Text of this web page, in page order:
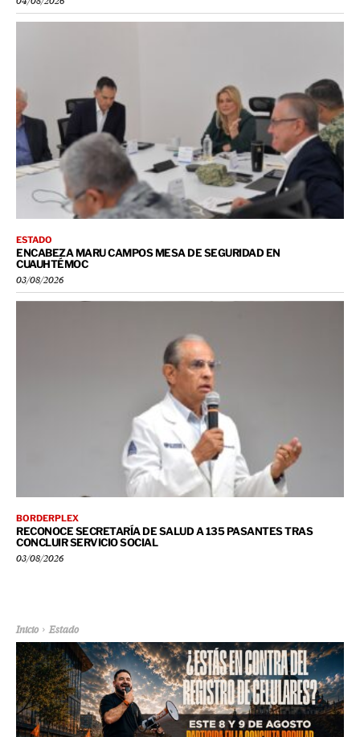
ESTADO
ENCABEZA MARU CAMPOS MESA DE SEGURIDAD EN
CUAUHTÉMOC
03/08/2026
BORDERPLEX
RECONOCE SECRETARÍA DE SALUD A 135 PASANTES TRAS
CONCLUIR SERVICIO SOCIAL
03/08/2026